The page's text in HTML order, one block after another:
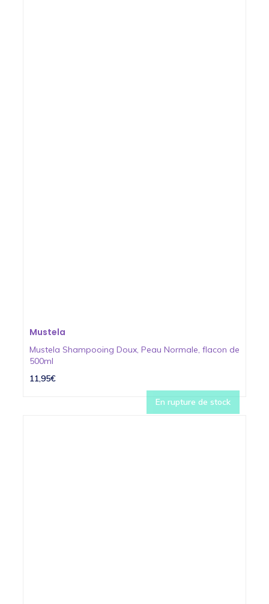
Mustela
Mustela Shampooing Doux, Peau Normale, flacon de
500ml
11,95€
En rupture de stock